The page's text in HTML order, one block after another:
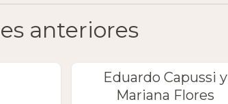
anteriores
Eduardo Capussi y
Mariana Flores